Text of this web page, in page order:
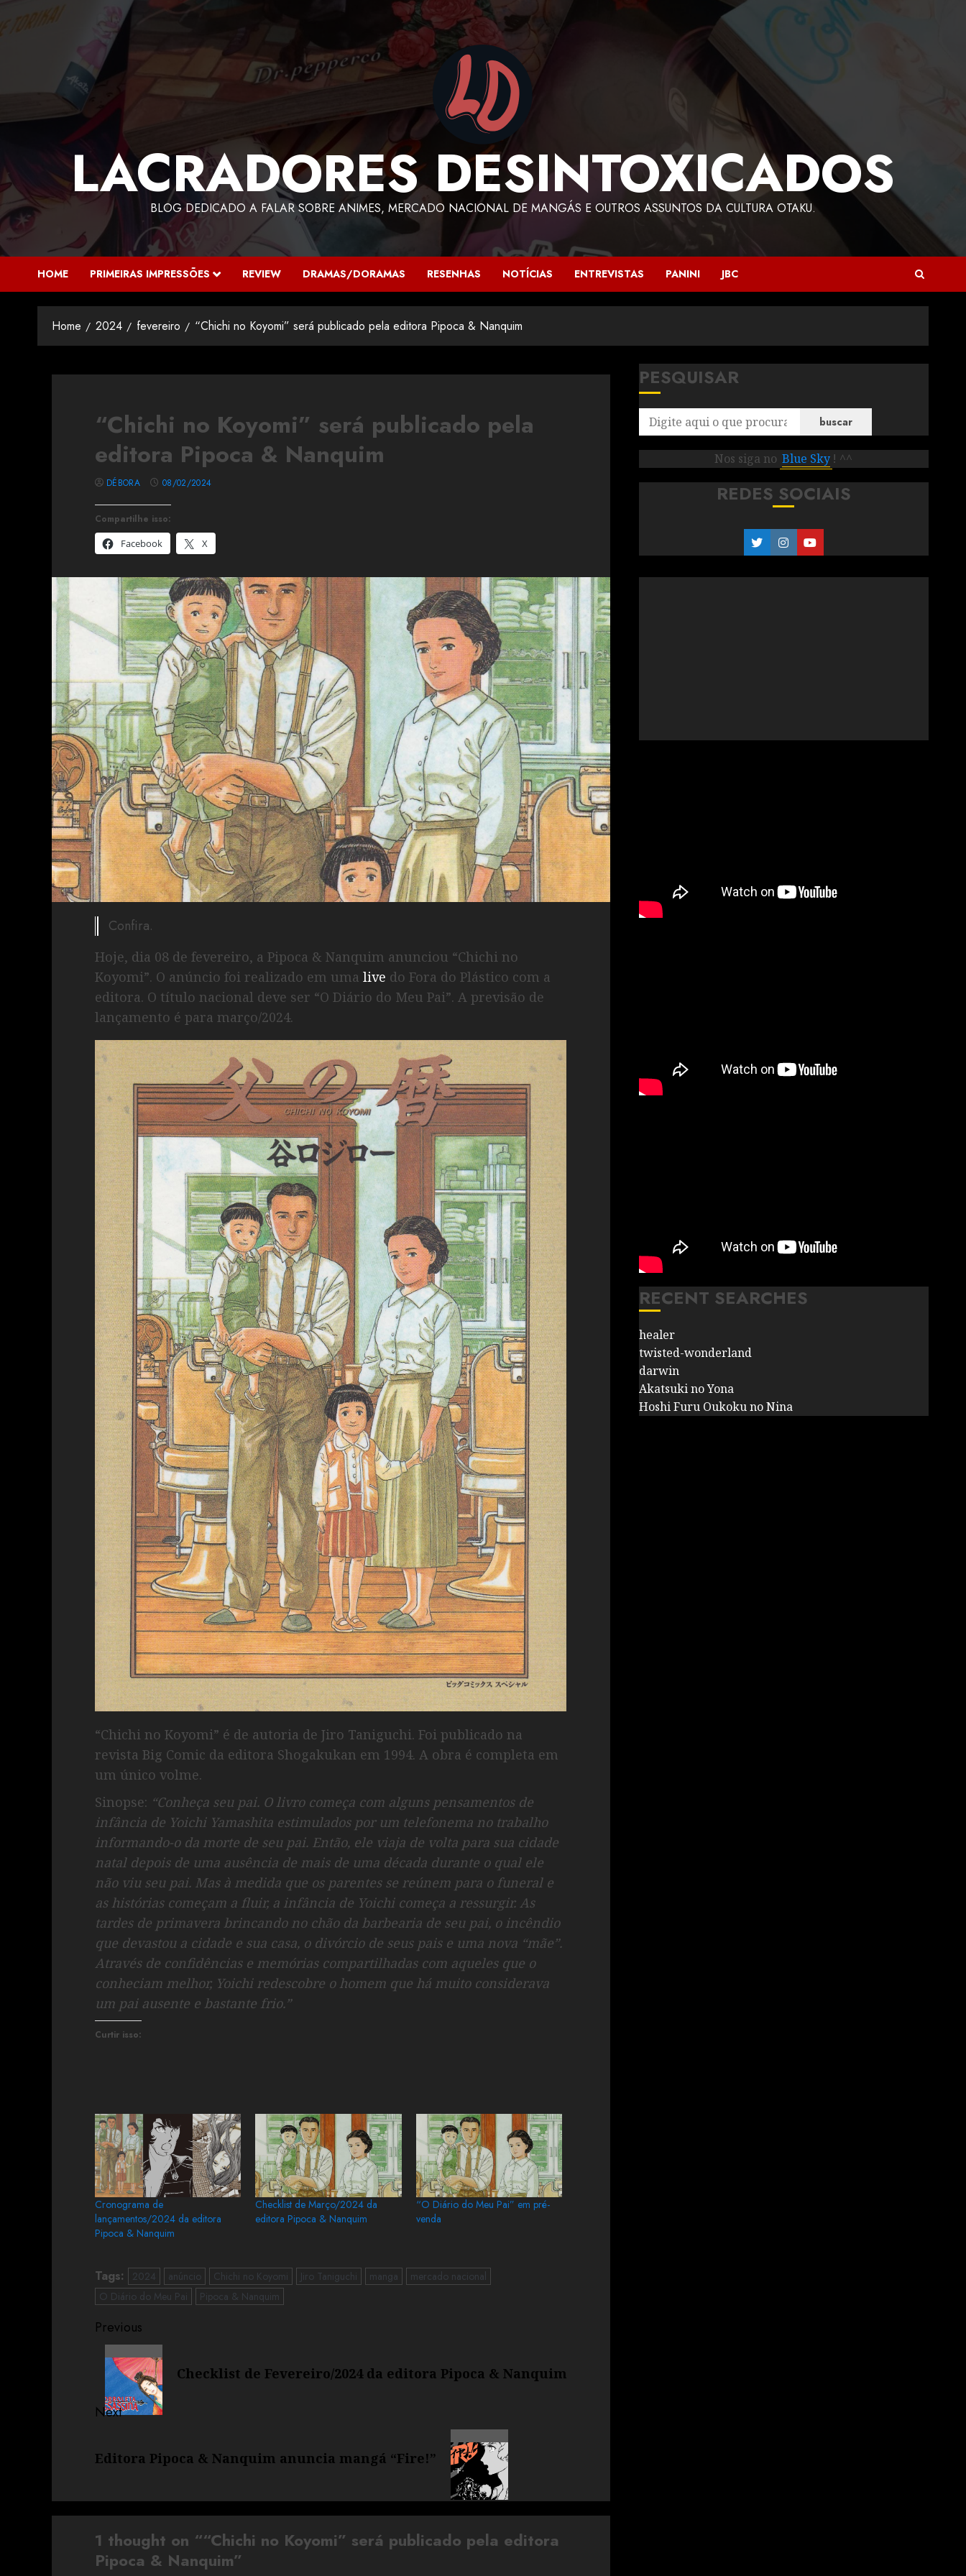
LACRADORES DESINTOXICADOS
BLOG DEDICADO A FALAR SOBRE ANIMES, MERCADO NACIONAL DE MANGÁS E OUTROS ASSUNTOS DA CULTURA OTAKU.
HOME PRIMEIRAS IMPRESSÕES REVIEW DRAMAS/DORAMAS RESENHAS NOTÍCIAS ENTREVISTAS PANINI JBC
Home 2024 fevereiro “Chichi no Koyomi” será publicado pela editora Pipoca & Nanquim
“Chichi no Koyomi” será publicado pela
editora Pipoca & Nanquim
Compartilhe isso:
Facebook
X
DÉBORA 08/02/2024
Confira.
Hoje, dia 08 de fevereiro, a Pipoca & Nanquim anunciou “Chichi no
Koyomi”. O anúncio foi realizado em uma live do Fora do Plástico com a
editora. O título nacional deve ser “O Diário do Meu Pai”. A previsão de
lançamento é para março/2024.
“Chichi no Koyomi” é de autoria de Jiro Taniguchi. Foi publicado na
revista Big Comic da editora Shogakukan em 1994. A obra é completa em
um único volme.
Sinopse: “Conheça seu pai. ‎O livro começa com alguns pensamentos de
infância de Yoichi Yamashita estimulados por um telefonema no trabalho
informando-o da morte de seu pai. Então, ele viaja de volta para sua cidade
natal depois de uma ausência de mais de uma década durante o qual ele
não viu seu pai. Mas à medida que os parentes se reúnem para o funeral e
as histórias começam a fluir, a infância de Yoichi começa a ressurgir. As
tardes de primavera brincando no chão da barbearia de seu pai, o incêndio
que devastou a cidade e sua casa, o divórcio de seus pais e uma nova “mãe”.
Através de confidências e memórias compartilhadas com aqueles que o
conheciam melhor, Yoichi redescobre o homem que há muito considerava
um pai ausente e bastante frio.‎”
Curtir isso:
Cronograma de
lançamentos/2024 da editora
Pipoca & Nanquim
Checklist de Março/2024 da
editora Pipoca & Nanquim
“O Diário do Meu Pai” em pré-
venda
Tags: 2024 anúncio Chichi no Koyomi Jiro Taniguchi manga
mercado nacional
O Diário do Meu Pai
Pipoca & Nanquim
Previous
Checklist de Fevereiro/2024 da editora Pipoca & Nanquim
Next
Editora Pipoca & Nanquim anuncia mangá “Fire!”
1 thought on ““Chichi no Koyomi” será publicado pela editora
Pipoca & Nanquim”
PESQUISAR
buscar
Nos siga no Blue Sky ! ^^
REDES SOCIAIS
RECENT SEARCHES
healer
twisted-wonderland
darwin
Akatsuki no Yona
Hoshi Furu Oukoku no Nina